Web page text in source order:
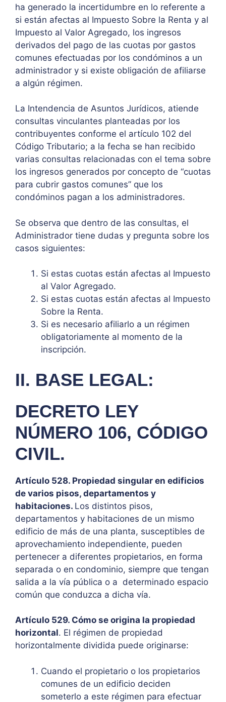
ha generado la incertidumbre en lo referente a
si están afectas al Impuesto Sobre la Renta y al
Impuesto al Valor Agregado, los ingresos
derivados del pago de las cuotas por gastos
comunes efectuadas por los condóminos a un
administrador y si existe obligación de afiliarse
a algún régimen.
La Intendencia de Asuntos Jurídicos, atiende
consultas vinculantes planteadas por los
contribuyentes conforme el artículo 102 del
Código Tributario; a la fecha se han recibido
varias consultas relacionadas con el tema sobre
los ingresos generados por concepto de “cuotas
para cubrir gastos comunes” que los
condóminos pagan a los administradores.
Se observa que dentro de las consultas, el
Administrador tiene dudas y pregunta sobre los
casos siguientes:
Si estas cuotas están afectas al Impuesto
al Valor Agregado.
Si estas cuotas están afectas al Impuesto
Sobre la Renta.
Si es necesario afiliarlo a un régimen
obligatoriamente al momento de la
inscripción.
II. BASE LEGAL:
DECRETO LEY
NÚMERO 106, CÓDIGO
CIVIL.
Artículo 528. Propiedad singular en edificios
de varios pisos, departamentos y
habitaciones. Los distintos pisos,
departamentos y habitaciones de un mismo
edificio de más de una planta, susceptibles de
aprovechamiento independiente, pueden
pertenecer a diferentes propietarios, en forma
separada o en condominio, siempre que tengan
salida a la vía pública o a determinado espacio
común que conduzca a dicha vía.
Artículo 529. Cómo se origina la propiedad
horizontal. El régimen de propiedad
horizontalmente dividida puede originarse:
Cuando el propietario o los propietarios
comunes de un edificio deciden
someterlo a este régimen para efectuar